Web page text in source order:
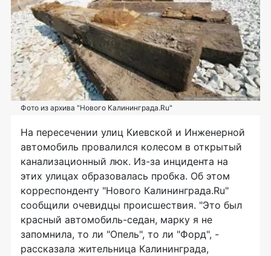
Фото из архива "Нового Калининграда.Ru"
На пересечении улиц Киевской и Инженерной
автомобиль провалился колесом в открытый
канализационный люк. Из-за инцидента на
этих улицах образовалась пробка. Об этом
корреспонденту "Нового Калининграда.Ru"
сообщили очевидцы происшествия. "Это был
красный автомобиль-седан, марку я не
запомнила, то ли "Опель", то ли "Форд", -
рассказала жительница Калининграда,